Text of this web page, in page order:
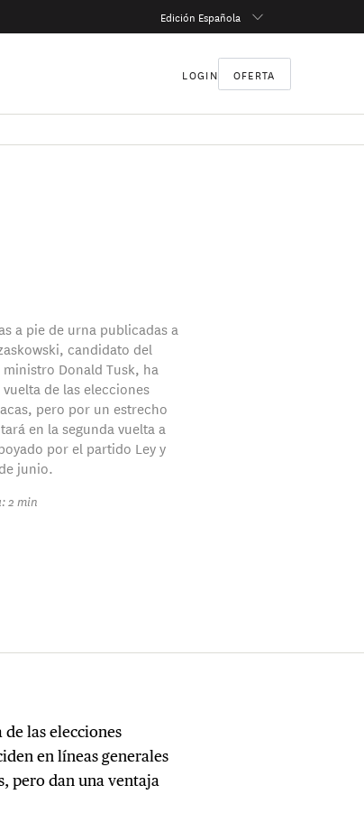
Edición Española
LOGIN OFERTA
a pie de urna publicadas a
candidato del
Donald Tusk, ha
de las elecciones
pero por un estrecho
en la segunda vuelta a
por el partido Ley y
junio.
2 min
las elecciones
en líneas generales
pero dan una ventaja